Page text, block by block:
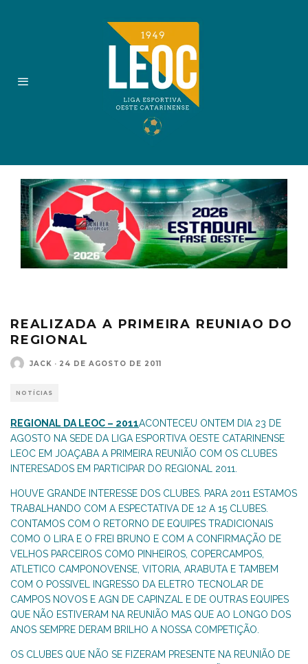
REALIZADA A PRIMEIRA REUNIAO DO
REGIONAL
JACK · 24 DE AGOSTO DE 2011
NOTÍCIAS
REGIONAL DA LEOC – 2011ACONTECEU ONTEM DIA 23 DE
AGOSTO NA SEDE DA LIGA ESPORTIVA OESTE CATARINENSE
LEOC EM JOAÇABA A PRIMEIRA REUNIÃO COM OS CLUBES
INTERESADOS EM PARTICIPAR DO REGIONAL 2011.
HOUVE GRANDE INTERESSE DOS CLUBES. PARA 2011 ESTAMOS
TRABALHANDO COM A ESPECTATIVA DE 12 A 15 CLUBES.
CONTAMOS COM O RETORNO DE EQUIPES TRADICIONAIS
COMO O LIRA E O FREI BRUNO E COM A CONFIRMAÇÃO DE
VELHOS PARCEIROS COMO PINHEIROS, COPERCAMPOS,
ATLETICO CAMPONOVENSE, VITORIA, ARABUTA E TAMBEM
COM O POSSIVEL INGRESSO DA ELETRO TECNOLAR DE
CAMPOS NOVOS E AGN DE CAPINZAL E DE OUTRAS EQUIPES
QUE NÃO ESTIVERAM NA REUNIÃO MAS QUE AO LONGO DOS
ANOS SEMPRE DERAM BRILHO A NOSSA COMPETIÇÃO.
OS CLUBES QUE NÃO SE FIZERAM PRESENTE NA REUNIÃO DE